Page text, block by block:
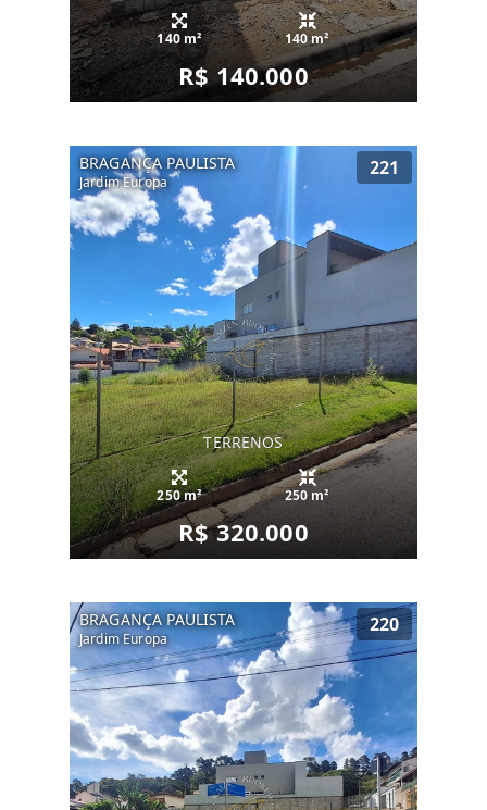
140 m² 140 m²
R$ 140.000
BRAGANÇA PAULISTA
Jardim Europa
221
TERRENOS
250 m² 250 m²
R$ 320.000
BRAGANÇA PAULISTA
Jardim Europa
220